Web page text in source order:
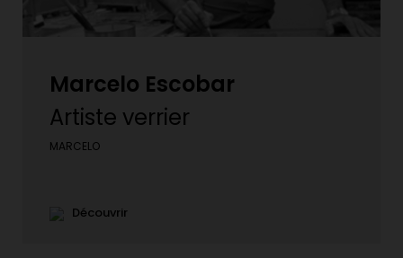
Marcelo Escobar
Artiste verrier
MARCELO
Découvrir